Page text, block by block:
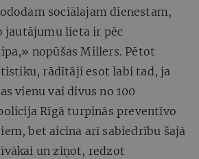
sociālajam dienestam,
jautājumu lieta ir pēc
nopūšas Millers. Pētot
rādītāji esot labi tad, ja
vienu vai divus no 100
Rīgā turpinās preventīvo
bet aicina arī sabiedrību šajā
un ziņot, redzot